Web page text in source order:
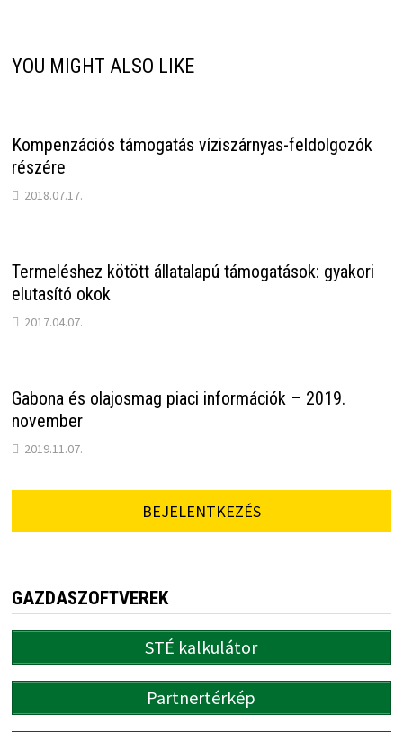
YOU MIGHT ALSO LIKE
Kompenzációs támogatás víziszárnyas-feldolgozók
részére
2018.07.17.
Termeléshez kötött állatalapú támogatások: gyakori
elutasító okok
2017.04.07.
Gabona és olajosmag piaci információk – 2019.
november
2019.11.07.
BEJELENTKEZÉS
GAZDASZOFTVEREK
STÉ kalkulátor
Partnertérkép